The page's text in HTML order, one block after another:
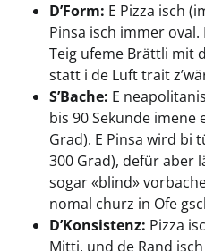
D’Form: E Pizza isch
Pinsa isch immer
Teig ufeme Brättli mit
statt i de Luft trait
S’Bache: E
bis 90 Sekunde imene
Grad). E Pinsa wird bi
300 Grad), defür aber
sogar «blind»
nomal churz in Ofe
D’Konsistenz: Pizza
Mitti, und de Rand